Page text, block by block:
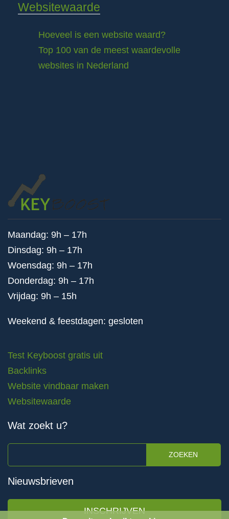
Websitewaarde
Hoeveel is een website waard?
Top 100 van de meest waardevolle
websites in Nederland
Maandag: 9h – 17h
Dinsdag: 9h – 17h
Woensdag: 9h – 17h
Donderdag: 9h – 17h
Vrijdag: 9h – 15h
Weekend & feestdagen: gesloten
Test Keyboost gratis uit
Backlinks
Website vindbaar maken
Websitewaarde
Wat zoekt u?
ZOEKEN
Nieuwsbrieven
INSCHRIJVEN